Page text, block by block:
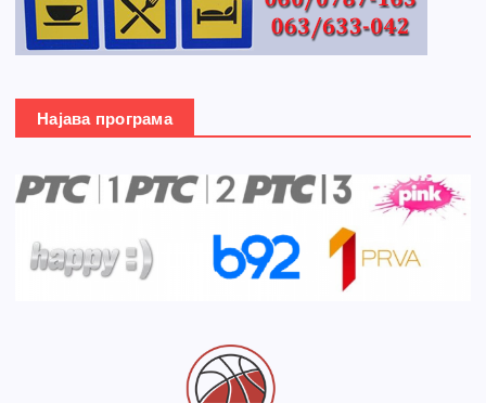
Најава програма